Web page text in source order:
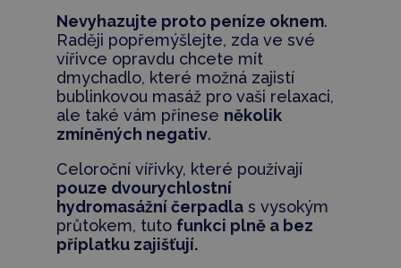
Nevyhazujte proto peníze oknem.
Raději popřemýšlejte, zda ve své
vířivce opravdu chcete mít
dmychadlo, které možná zajistí
bublinkovou masáž pro vaši relaxaci,
ale také vám přinese několik
zmíněných negativ.
Celoroční vířivky, které používají
pouze dvourychlostní
hydromasážní čerpadlas vysokým
průtokem, tuto funkci plně a bez
příplatku zajišťují.